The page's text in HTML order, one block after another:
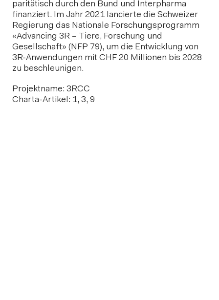
paritätisch durch den Bund und Interpharma
finanziert. Im Jahr 2021 lancierte die Schweizer
Regierung das Nationale Forschungsprogramm
«Advancing 3R – Tiere, Forschung und
Gesellschaft» (NFP 79), um die Entwicklung von
3R-Anwendungen mit CHF 20 Millionen bis 2028
zu beschleunigen.
Projektname: 3RCC
Charta-Artikel: 1, 3, 9